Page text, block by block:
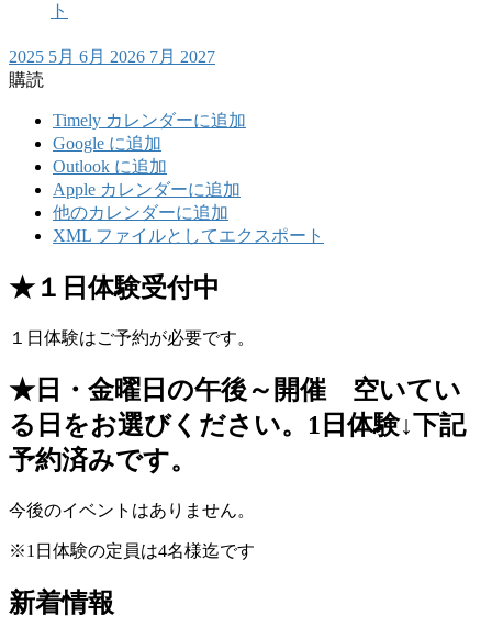
ト
2025 5月 6月 2026 7月 2027
購読
Timely カレンダーに追加
Google に追加
Outlook に追加
Apple カレンダーに追加
他のカレンダーに追加
XML ファイルとしてエクスポート
★１日体験受付中
１日体験はご予約が必要です。
★日・金曜日の午後～開催 空いてい
る日をお選びください。1日体験↓下記
予約済みです。
今後のイベントはありません。
※1日体験の定員は4名様迄です
新着情報